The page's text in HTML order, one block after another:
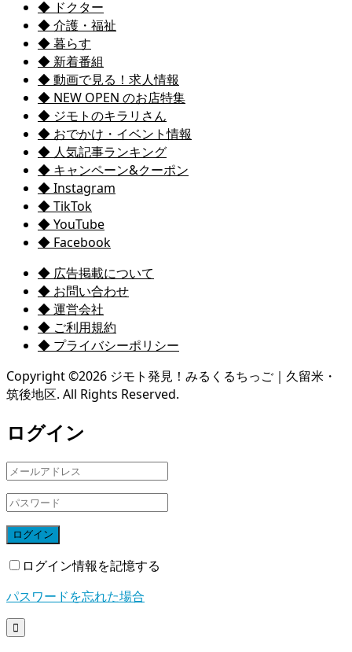
◆ ドクター
◆ 介護・福祉
◆ 暮らす
◆ 新着番組
◆ 動画で見る！求人情報
◆ NEW OPEN のお店特集
◆ ジモトのキラリさん
◆ おでかけ・イベント情報
◆ 人気記事ランキング
◆ キャンペーン&クーポン
◆ Instagram
◆ TikTok
◆ YouTube
◆ Facebook
◆ 広告掲載について
◆ お問い合わせ
◆ 運営会社
◆ ご利用規約
◆ プライバシーポリシー
Copyright ©2026 ジモト発見！みるくるちっご｜久留米・
筑後地区. All Rights Reserved.
ログイン
ログイン
ログイン情報を記憶する
パスワードを忘れた場合
